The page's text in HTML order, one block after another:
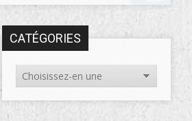
CATÉGORIES